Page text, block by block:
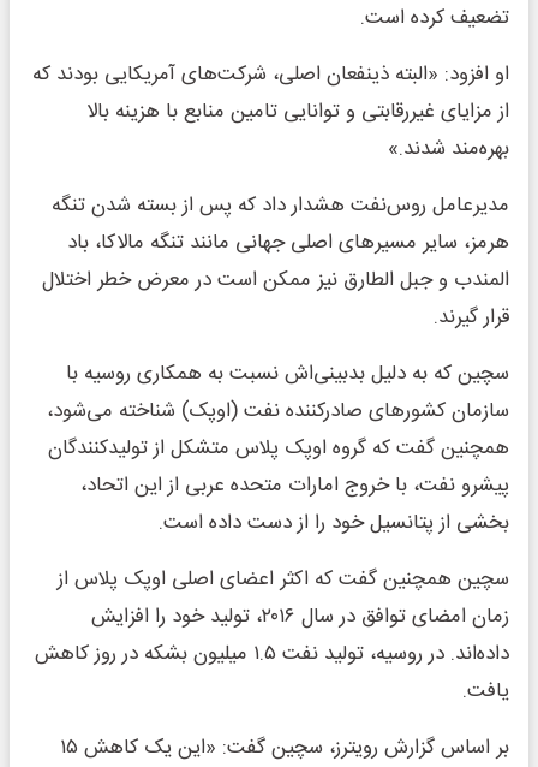
تضعیف کرده است.
او افزود: «البته ذینفعان اصلی، شرکت‌های آمریکایی بودند که
از مزایای غیررقابتی و توانایی تامین منابع با هزینه بالا
بهره‌مند شدند.»
مدیرعامل روس‌نفت هشدار داد که پس از بسته شدن تنگه
هرمز، سایر مسیرهای اصلی جهانی مانند تنگه مالاکا، باد
المندب و جبل الطارق نیز ممکن است در معرض خطر اختلال
قرار گیرند.
سچین که به دلیل بدبینی‌اش نسبت به همکاری روسیه با
سازمان کشورهای صادرکننده نفت (اوپک) شناخته می‌شود،
همچنین گفت که گروه اوپک پلاس متشکل از تولیدکنندگان
پیشرو نفت، با خروج امارات متحده عربی از این اتحاد،
بخشی از پتانسیل خود را از دست داده است.
سچین همچنین گفت که اکثر اعضای اصلی اوپک پلاس از
زمان امضای توافق در سال ۲۰۱۶، تولید خود را افزایش
داده‌اند. در روسیه، تولید نفت ۱.۵ میلیون بشکه در روز کاهش
یافت.
بر اساس گزارش رویترز، سچین گفت: «این یک کاهش ۱۵